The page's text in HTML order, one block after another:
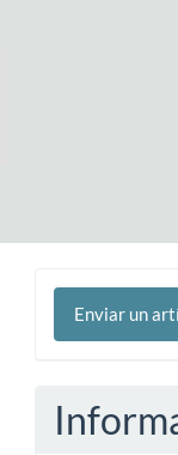
Enviar
unEnviar un